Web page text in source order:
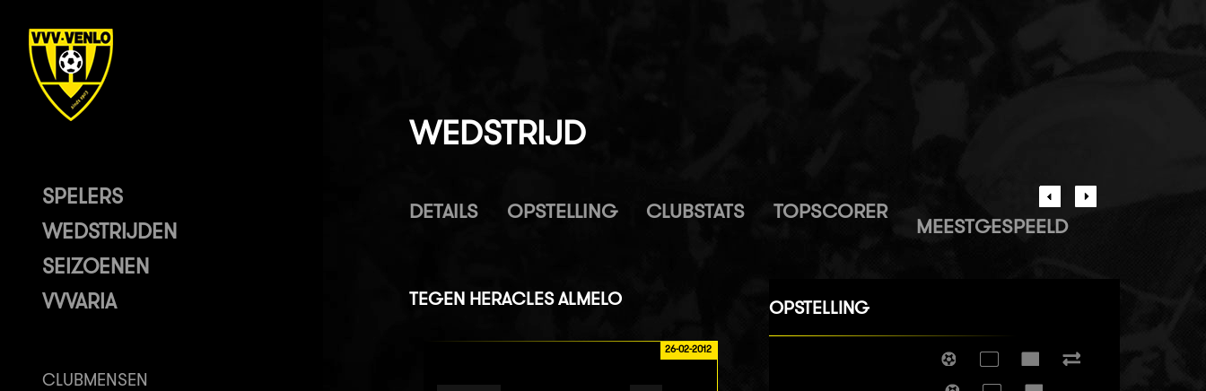
SPELERS
WEDSTRIJDEN
SEIZOENEN
VVVARIA
CLUBMENSEN
WEDSTRIJD
DETAILS OPSTELLING CLUBSTATS TOPSCORER
MEESTGESPEELD
TEGEN HERACLES ALMELO
26-02-2012
OPSTELLING